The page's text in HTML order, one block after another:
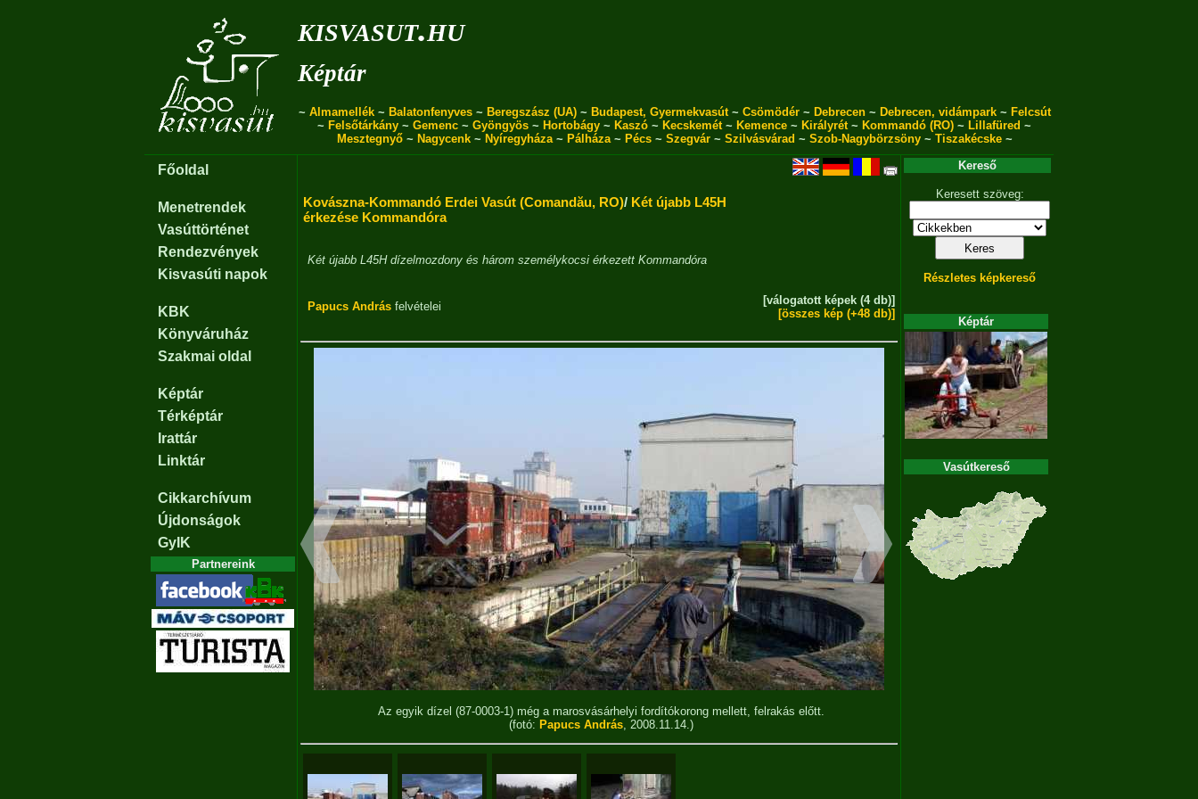
kisvasut.hu
Képtár
~ Almamellék~ Balatonfenyves~ Beregszász (UA)~ Budapest, Gyermekvasút~ Csömödér~ Debrecen~ Debrecen, vidámpark~ Felcsút
~ Felsőtárkány ~ Gemenc ~ Gyöngyös ~ Hortobágy ~ Kaszó ~ Kecskemét~ Kemence ~ Királyrét~ Kommandó (RO) ~ Lillafüred ~
Mesztegnyő~ Nagycenk~ Nyíregyháza~ Pálháza~ Pécs~ Szegvár~ Szilvásvárad ~ Szob-Nagybörzsöny~ Tiszakécske~
Főoldal
Menetrendek
Vasúttörténet
Rendezvények
Kisvasúti napok
KBK
Könyváruház
Szakmai oldal
Képtár
Térképtár
Irattár
Linktár
Cikkarchívum
Újdonságok
GyIK
Partnereink
Kovászna-Kommandó Erdei Vasút (Comandău, RO)/ Két újabb L45H
érkezése Kommandóra
Két újabb L45H dízelmozdony és három személykocsi érkezett Kommandóra
Papucs András felvételei
[válogatott képek (4 db)]
[összes kép (+48 db)]
Az egyik dízel (87-0003-1) még a marosvásárhelyi fordítókorong mellett, felrakás előtt.
(fotó: Papucs András, 2008.11.14.)
Kereső
Keresett szöveg:
Részletes képkereső
Képtár
Vasútkereső